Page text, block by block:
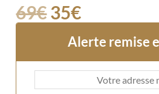
69€35€
Alerte remise